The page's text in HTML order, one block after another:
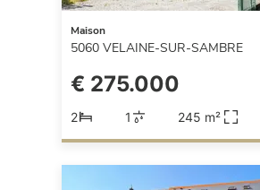
Maison
5060 VELAINE-SUR-SAMBRE
€ 275.000
2 1 245 m²